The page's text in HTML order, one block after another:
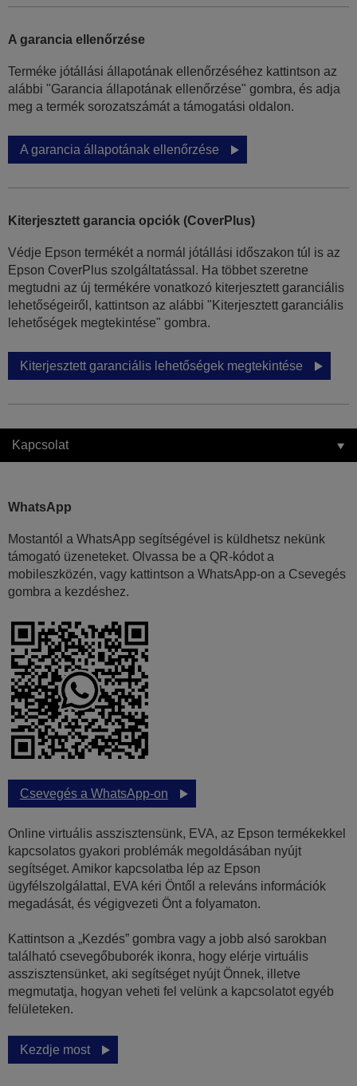
A garancia ellenőrzése
Terméke jótállási állapotának ellenőrzéséhez kattintson az
alábbi "Garancia állapotának ellenőrzése" gombra, és adja
meg a termék sorozatszámát a támogatási oldalon.
A garancia állapotának ellenőrzése
Kiterjesztett garancia opciók (CoverPlus)
Védje Epson termékét a normál jótállási időszakon túl is az
Epson CoverPlus szolgáltatással. Ha többet szeretne
megtudni az új termékére vonatkozó kiterjesztett garanciális
lehetőségeiről, kattintson az alábbi "Kiterjesztett garanciális
lehetőségek megtekintése" gombra.
Kiterjesztett garanciális lehetőségek megtekintése
Kapcsolat
WhatsApp
Mostantól a WhatsApp segítségével is küldhetsz nekünk
támogató üzeneteket. Olvassa be a QR-kódot a
mobileszközén, vagy kattintson a WhatsApp-on a Csevegés
gombra a kezdéshez.
Csevegés a WhatsApp-on
Online virtuális asszisztensünk, EVA, az Epson termékekkel
kapcsolatos gyakori problémák megoldásában nyújt
segítséget. Amikor kapcsolatba lép az Epson
ügyfélszolgálattal, EVA kéri Öntől a releváns információk
megadását, és végigvezeti Önt a folyamaton.
Kattintson a „Kezdés” gombra vagy a jobb alsó sarokban
található csevegőbuborék ikonra, hogy elérje virtuális
asszisztensünket, aki segítséget nyújt Önnek, illetve
megmutatja, hogyan veheti fel velünk a kapcsolatot egyéb
felületeken.
Kezdje most